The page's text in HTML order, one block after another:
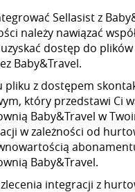
Sellasist z
należy nawiązać
dostęp do
Baby&Travel.
pliku z dostępem
który przedstawi Ci
Baby&Travel w
w zależności od
Baby&Travel.
integracji z